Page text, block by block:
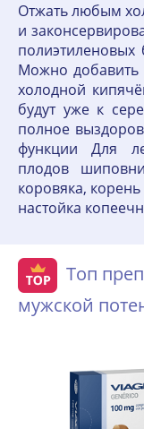
Отжать любым
и
Можно добавить
холодной
будут уже к
полное
функции Для
плодов
коровяка,
настойка
Топ
мужской